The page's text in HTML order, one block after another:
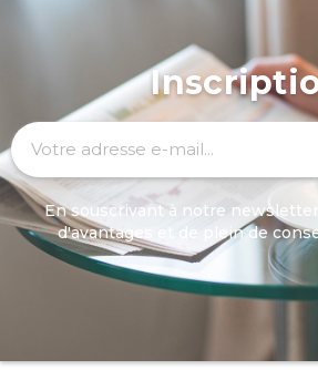
En souscrivant à notre
d'avantages et de plein de